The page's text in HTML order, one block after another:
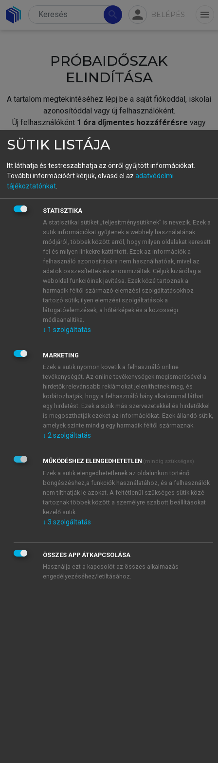
search person BELÉPÉS menu
PRÓBAIDŐSZAK
ELINDÍTÁSA
A tartalom megtekintéséhez lépj be a saját fiókoddal, iskolai
azonosítóddal vagy új felhasználóként.
Új felhasználóként 1 óra díjmentes hozzáférésre vagy
fiókoddal,vagy hozz létre új fiókot.
A regisztráció után apróbaidőszakautomatikusan
BELÉPÉS SAJÁT FIÓKKAL
ÚJ FIÓK LÉTREHOZÁSA
1 óra díjmentes hozzáférés
E-MAIL-CÍM
JELSZÓ
JELSZÓ ÚJRA
Kérek értesítést a MeRSZ újdonságairól, akcióiról.
Kérek értesítést az Akadémiai Kiadó Zrt. újdonságairól,
Adatkezelési tájékoztatóbanfoglaltakat tudomásul
veszem és elfogadom.
Általános vásárlási feltételeket, valamint a szotar.netés a
mersz.huoldalak licencszerződéseiben foglaltakat
tudomásul veszem és elfogadom.
KIPRÓBÁLOM
SÜTIK LISTÁJA
Itt láthatja és testreszabhatja az önről gyűjtött információkat.
További információért kérjük, olvasd el az adatvédelmi
tájékoztatónkat
STATISZTIKA
A statisztikai sütiket „teljesítménysütiknek” is nevezik. Ezek a
sütik információkat gyűjtenek a webhely használatának
módjáról, többek között arról, hogy milyen oldalakat keresett
fel és milyen linkekre kattintott. Ezek az információk a
felhasználó azonosítására nem használhatóak, mivel az
adatok összesítettek és anonimizáltak. Céljuk kizárólag a
weboldal funkcióinak javítása. Ezek közé tartoznak a
harmadik féltől származó elemzési szolgáltatásokhoz
tartozó sütik; ilyen elemzési szolgáltatások a
látogatóelemzések, a hőtérképek és a közösségi
médiaanalitika.
↓ 1 szolgáltatás
MARKETING
Ezek a sütik nyomon követik a felhasználó online
tevékenységét. Az online tevékenységek megismerésével a
hirdetők relevánsabb reklámokat jeleníthetnek meg, és
korlátozhatják, hogy a felhasználó hány alkalommal láthat
egy hirdetést. Ezek a sütik más szervezetekkel és hirdetőkkel
is megoszthatják ezeket az információkat. Ezek állandó sütik,
amelyek szinte mindig egy harmadik féltől származnak.
↓ 2 szolgáltatás
MŰKÖDÉSHEZ ELENGEDHETETLEN (mindig szükséges)
Ezek a sütik elengedhetetlenek az oldalunkon történő
böngészéshez,a funkciók használatához, és a felhasználók
nem tilthatják le azokat. A feltétlenül szükséges sütik közé
tartoznak többek között a személyre szabott beállításokat
kezelő sütik.
↓ 3 szolgáltatás
ÖSSZES APP ÁTKAPCSOLÁSA
Használja ezt a kapcsolót az összes alkalmazás
engedélyezéséhez/letiltásához.